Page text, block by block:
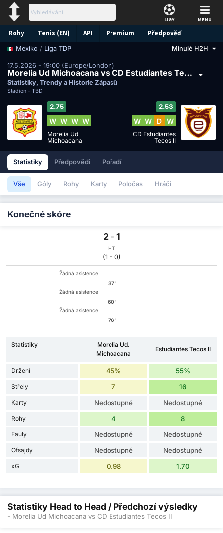
LIGY MENU
Rohy Tenis (EN) API Premium Předpověď
Mexiko / Liga TDP Minulé H2H
17.5.2026 - 19:00 (Europe/London)
Morelia Ud Michoacana vs CD Estudiantes Tecos II
Statistiky, Trendy a Historie Zápasů
Stadion - TBD
2.75
W W W W
Morelia Ud
Michoacana
2.53
W W D W
CD Estudiantes
Tecos II
Statistiky Předpovědi Pořadí
Vše Góly Rohy Karty Poločas Hráči
Konečné skóre
2 - 1
HT
(1 - 0)
Žádná asistence
37'
Žádná asistence
60'
Žádná asistence
76'
Statistiky
Morelia Ud.
Michoacana
Estudiantes Tecos II
Držení 45% 55%
Střely 7 16
Karty Nedostupné Nedostupné
Rohy 4 8
Fauly Nedostupné Nedostupné
Ofsajdy Nedostupné Nedostupné
xG 0.98 1.70
Statistiky Head to Head / Předchozí výsledky
- Morelia Ud Michoacana vs CD Estudiantes Tecos II